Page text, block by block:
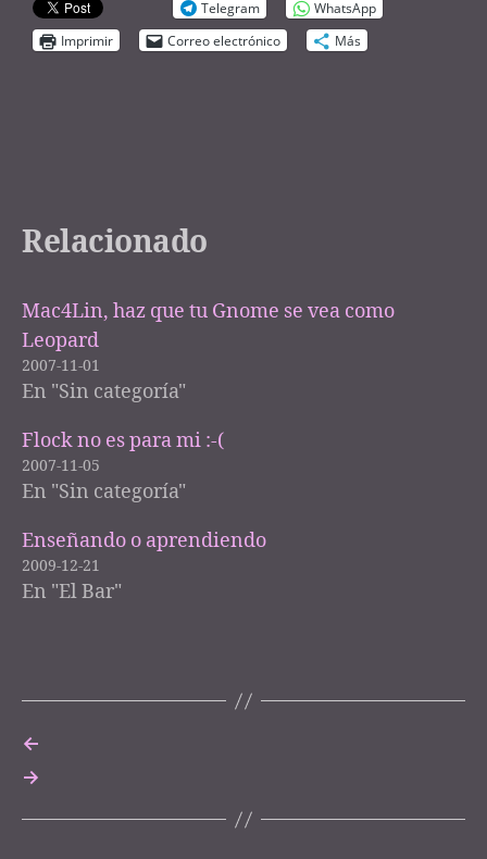
Telegram
WhatsApp
Imprimir
Correo electrónico Más
Relacionado
Mac4Lin, haz que tu Gnome se vea como
Leopard
2007-11-01
En "Sin categoría"
Flock no es para mi :-(
2007-11-05
En "Sin categoría"
Enseñando o aprendiendo
2009-12-21
En "El Bar"
←
→